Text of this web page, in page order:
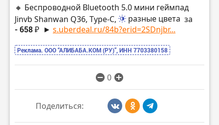
🔸 Беспроводной Bluetooth 5.0 мини геймпад
Jinvb Shanwan Q36, Type-C,
разные цвета за
- 658 ₽ ► s.uberdeal.ru/84b?erid=2SDnjbr...
Реклама. ООО “АЛИБАБА.КОМ (РУ)”, ИНН 7703380158
0
Поделиться: